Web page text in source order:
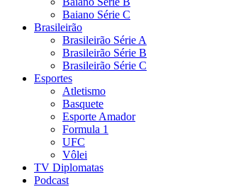
Baiano Série C
Brasileirão
Brasileirão Série A
Brasileirão Série B
Brasileirão Série C
Esportes
Atletismo
Basquete
Esporte Amador
Formula 1
UFC
Vôlei
TV Diplomatas
Podcast